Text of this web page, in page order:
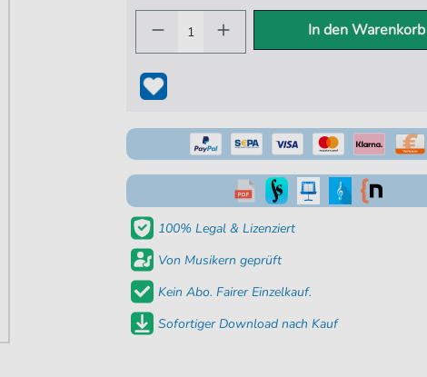
In den Warenkorb
100% Legal & Lizenziert
Von Musikern geprüft
Kein Abo. Fairer Einzelkauf.
Sofortiger Download nach Kauf